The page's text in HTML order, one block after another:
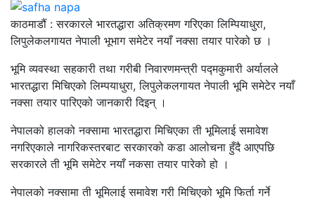
काठमाडौं : सरकारले भारतद्धारा अतिक्रमण गरिएका लिम्पियाधुरा,
लिपुलेकलगायत नेपाली भूभाग समेटेर नयाँ नक्सा तयार पारेको छ ।
भूमि व्यवस्था सहकारी तथा गरीबी निवारणमन्त्री पद्मकुमारी अर्यालले
भारतद्धारा मिचिएको लिम्पयाधुरा, लिपुलेकलगायत नेपाली भूमि समेटेर नयाँ
नक्सा तयार पारिएको जानकारी दिइन् ।
नेपालको हालको नक्सामा भारतद्धारा मिचिएका ती भूमिलाई समावेश
नगरिएकाले नागरिकस्तरबाट सरकारको कडा आलोचना हुँदै आएपछि
सरकारले ती भूमि समेटेर नयाँ नकसा तयार पारेको हो ।
नेपालको नक्सामा ती भूमिलाई समावेश गरी मिचिएको भूमि फिर्ता गर्ने